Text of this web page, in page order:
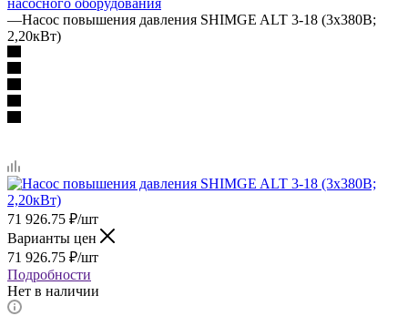
—Насос повышения давления SHIMGE ALT 3-18 (3х380В;
2,20кВт)
71 926.75 ₽/шт
Варианты цен
71 926.75 ₽/шт
Подробности
Нет в наличии